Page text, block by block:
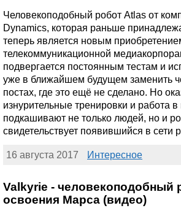
Человекоподобный робот Atlas от
Dynamics, которая раньше
теперь является новым
телекоммуникационной
подвергается постоянным тестам и
уже в ближайшем будущем заменить
постах, где это ещё не сделано. Но
изнурительные тренировки и работа в
подкашивают не только людей, но и
свидетельствует появившийся в сети
16 августа 2017 Интересное
Valkyrie - человекоподобный
освоения Марса (видео)